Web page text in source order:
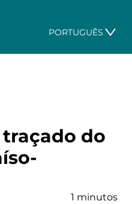
PORTUGUÊS
do
1 minutos